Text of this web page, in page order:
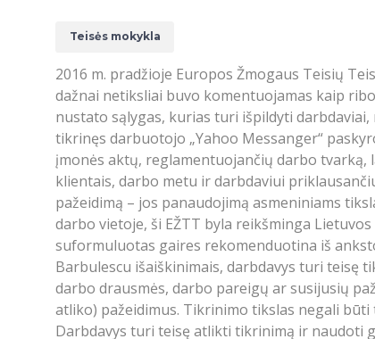
Teisės mokykla
2016 m. pradžioje Europos Žmogaus Teisių
dažnai netiksliai buvo komentuojamas kaip
nustato sąlygas, kurias turi išpildyti
tikrinęs darbuotojo „Yahoo Messanger“
įmonės aktų, reglamentuojančių darbo tvarką,
klientais, darbo metu ir darbdaviui
pažeidimą – jos panaudojimą asmeniniams
darbo vietoje, ši EŽTT byla reikšminga
suformuluotas gaires rekomenduotina iš
Barbulescu išaiškinimais, darbdavys turi
darbo drausmės, darbo pareigų ar susijusių
atliko) pažeidimus. Tikrinimo tikslas negali
Darbdavys turi teisę atlikti tikrinimą ir naudoti